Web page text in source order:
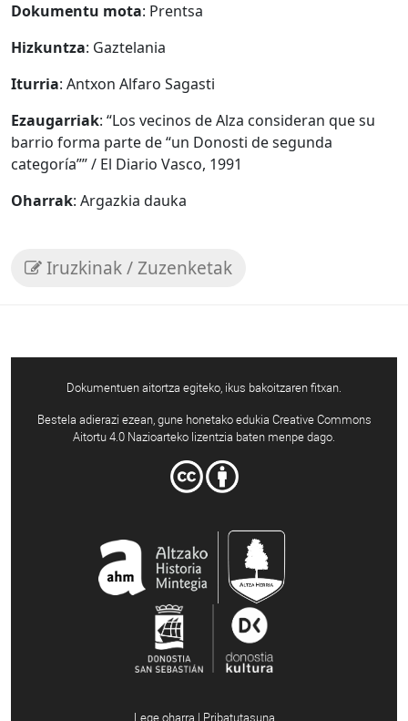
Dokumentu mota: Prentsa
Hizkuntza: Gaztelania
Iturria: Antxon Alfaro Sagasti
Ezaugarriak: “Los vecinos de Alza consideran que su
barrio forma parte de “un Donosti de segunda
categoría”” / El Diario Vasco, 1991
Oharrak: Argazkia dauka
Iruzkinak / Zuzenketak
Dokumentuen aitortza egiteko, ikus bakoitzaren fitxan.
Bestela adierazi ezean, gune honetako edukia Creative Commons
Aitortu 4.0 Nazioarteko lizentzia baten menpe dago.
Lege oharra | Pribatutasuna